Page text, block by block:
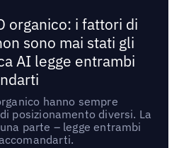
organico: i fattori di
sono mai stati gli
AI legge entrambi
hanno sempre
posizionamento diversi. La
parte – legge entrambi